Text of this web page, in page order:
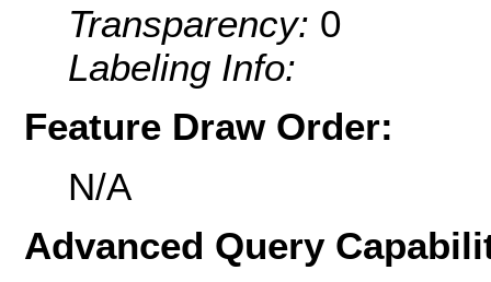
Transparency: 0
Labeling Info:
Feature Draw Order:
N/A
Advanced Query